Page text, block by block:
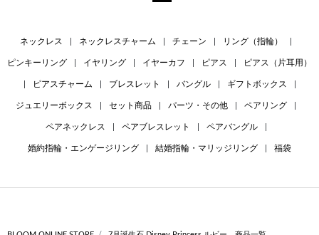
ネックレス ネックレスチャーム チェーン リング（指輪）
ピンキーリング イヤリング イヤーカフ ピアス ピアス（片耳用）
ピアスチャーム ブレスレット バングル ギフトボックス
ジュエリーボックス セット商品 パーツ・その他 ペアリング
ペアネックレス ペアブレスレット ペアバングル
婚約指輪・エンゲージリング 結婚指輪・マリッジリング 福袋